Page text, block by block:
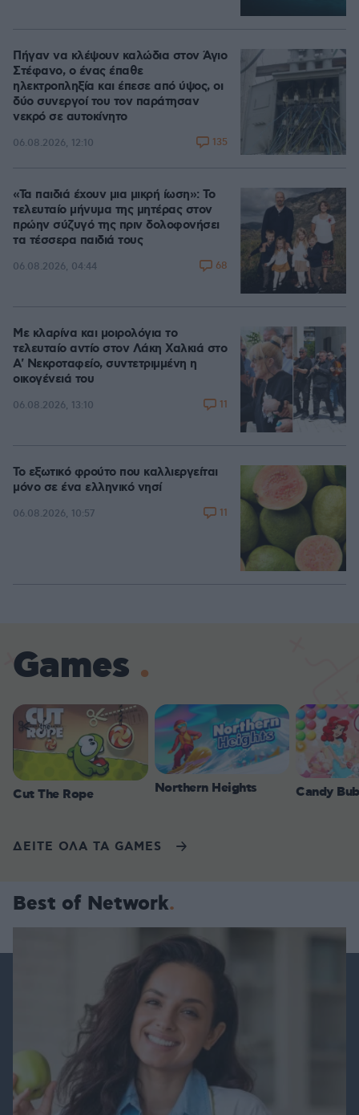
Πήγαν να κλέψουν καλώδια στον Άγιο
Στέφανο, ο ένας έπαθε
ηλεκτροπληξία και έπεσε από ύψος, οι
δύο συνεργοί του τον παράτησαν
νεκρό σε αυτοκίνητο
06.08.2026, 12:10 135
«Τα παιδιά έχουν μια μικρή ίωση»: Το
τελευταίο μήνυμα της μητέρας στον
πρώην σύζυγό της πριν δολοφονήσει
τα τέσσερα παιδιά τους
06.08.2026, 04:44 68
Με κλαρίνα και μοιρολόγια το
τελευταίο αντίο στον Λάκη Χαλκιά στο
A' Νεκροταφείο, συντετριμμένη η
οικογένειά του
06.08.2026, 13:10 11
Το εξωτικό φρούτο που καλλιεργείται
μόνο σε ένα ελληνικό νησί
06.08.2026, 10:57 11
Games
Cut The Rope Northern Heights Candy
ΔΕΙΤΕ ΟΛΑ ΤΑ GAMES
Best of Network